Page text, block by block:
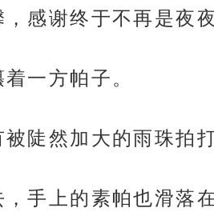
感谢终于不再是夜
一方帕子。
陡然加大的雨珠拍
手上的素帕也滑落在